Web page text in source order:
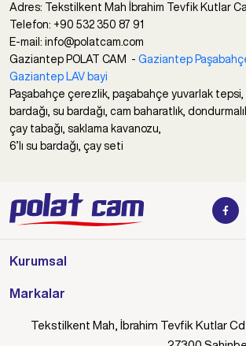
Adres: Tekstilkent Mah İbrahim Tevfik Kutlar
Telefon: +90 532 350 87 91
E-mail: info@polatcam.com
Gaziantep POLAT CAM - Gaziantep
Gaziantep LAV bayi
Paşabahçe çerezlik, paşabahçe yuvarlak tepsi,
bardağı, su bardağı, cam baharatlık,
çay tabağı, saklama kavanozu,
6’lı su bardağı, çay seti
Kurumsal
Markalar
Tekstilkent Mah, İbrahim Tevfik Kutlar Cd